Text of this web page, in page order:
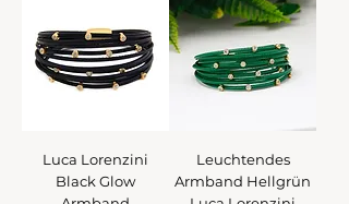
Luca Lorenzini
Black Glow
Leuchtendes
Armband Hellgrün